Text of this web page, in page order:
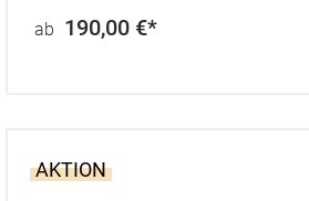
ab 190,00 €*
AKTION